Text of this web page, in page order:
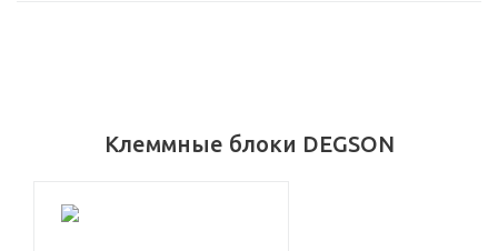
Клеммные блоки DEGSON